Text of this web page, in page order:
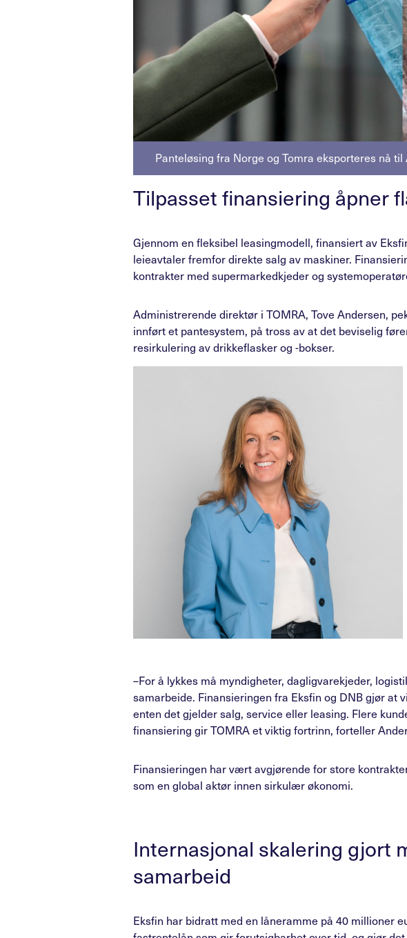
Panteløsing fra Norge og Tomra eksporteres nå
Tilpasset finansiering åpner
Gjennom en fleksibel leasingmodell, finansiert av
leieavtaler fremfor direkte salg av maskiner.
kontrakter med supermarkedkjeder og
Administrerende direktør i TOMRA, Tove Andersen,
innført et pantesystem, på tross av at det beviselig
resirkulering av drikkeflasker og -bokser.
–For å lykkes må myndigheter, dagligvarekjeder,
samarbeide. Finansieringen fra Eksfin og DNB gjør at
enten det gjelder salg, service eller leasing. Flere
finansiering gir TOMRA et viktig fortrinn, forteller
Finansieringen har vært avgjørende for store
som en global aktør innen sirkulær økonomi.
Internasjonal skalering gjort
samarbeid
Eksfin har bidratt med en låneramme på 40 millioner